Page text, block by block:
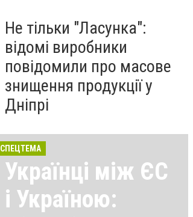
Не тільки "Ласунка":
відомі виробники
повідомили про масове
знищення продукції у
Дніпрі
СПЕЦТЕМА
Українці між ЄС
і Україною: